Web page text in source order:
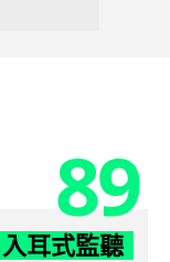
89
耳式監聽